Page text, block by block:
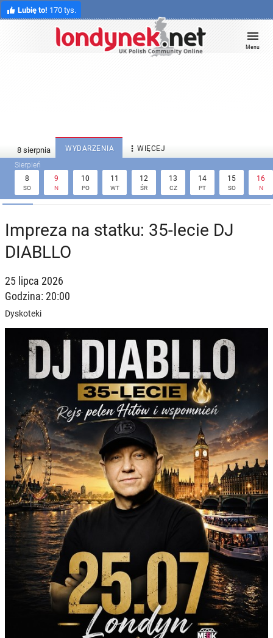
Lubię to! 170 tys.
Menu
WYDARZENIA  WIĘCEJ
8
SO
9
N
10
PO
11
WT
12
ŚR
13
CZ
14
PT
15
SO
16
N
Impreza na statku: 35-lecie DJ
DIABLLO
25 lipca 2026
Godzina: 20:00
Dyskoteki